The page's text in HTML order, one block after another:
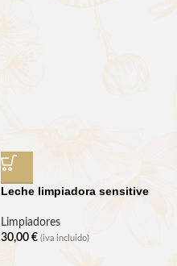
Leche limpiadora sensitive
Limpiadores
30,00 € (iva incluido)